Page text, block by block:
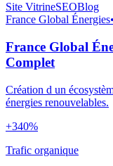
Site VitrineSEOBlog
France Global Énergies•
France Global
Complet
Création d un
énergies renouvelables.
+340%
Trafic organique